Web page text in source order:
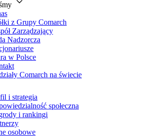
z Grupy Comarch
Zarządzający
Nadzorcza
w Polsce
Comarch na świecie
i strategia
społeczna
i rankingi
osobowe